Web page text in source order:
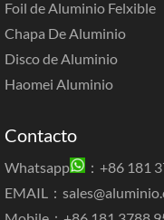
Foil de Aluminio Felxible
Chapa De Aluminio
Disco de Aluminio
Haomei Aluminio
Contacto
Whatsapp
：+86 181
EMAIL：